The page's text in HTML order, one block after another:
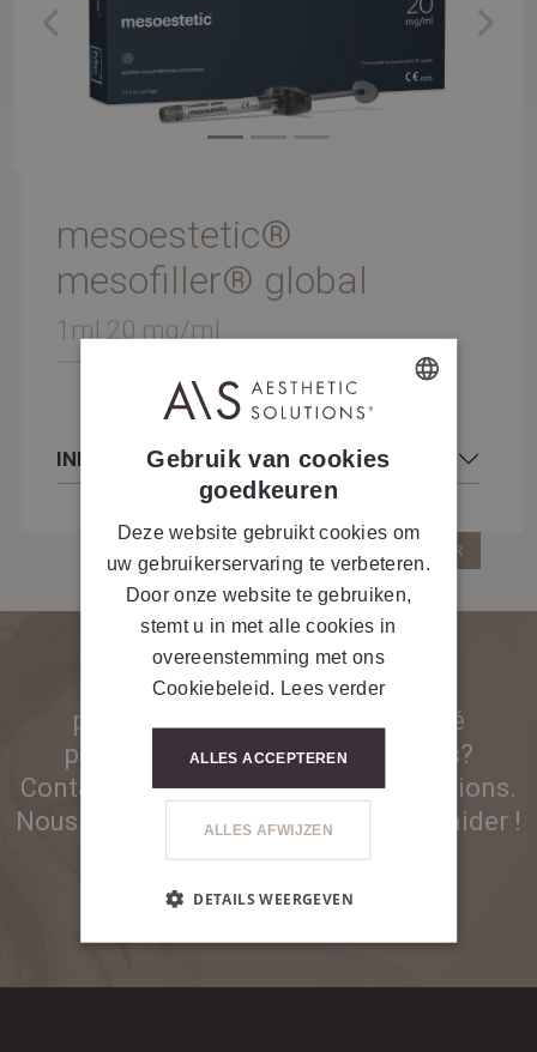
Previous Next
mesoestetic®
mesofiller® global
1ml 20 mg/ml
INFOS COMPLÉMENTAIRES
RETOUR
PSSST... Vous n'êtes pas encore
partenaire et vous êtes intéressé
par nos produits ou nos appareils?
Contactez-nous pour plus d'informations.
Nous nous ferons un plaisir de vous aider !
CONTACTEZ-NOUS
FRENCH
Gebruik van cookies
goedkeuren
Deze website gebruikt cookies om
uw gebruikerservaring te verbeteren.
Door onze website te gebruiken,
stemt u in met alle cookies in
overeenstemming met ons
Cookiebeleid. Lees verder
ALLES ACCEPTEREN
ALLES AFWIJZEN
DETAILS WEERGEVEN